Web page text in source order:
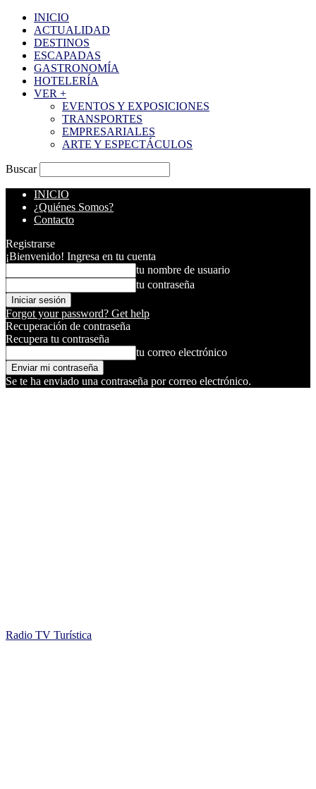
INICIO
ACTUALIDAD
DESTINOS
ESCAPADAS
GASTRONOMÍA
HOTELERÍA
VER +
EVENTOS Y EXPOSICIONES
TRANSPORTES
EMPRESARIALES
ARTE Y ESPECTÁCULOS
Buscar
INICIO
¿Quiénes Somos?
Contacto
Registrarse
¡Bienvenido! Ingresa en tu cuenta
tu nombre de usuario
tu contraseña
Forgot your password? Get help
Recuperación de contraseña
Recupera tu contraseña
tu correo electrónico
Se te ha enviado una contraseña por correo electrónico.
Radio TV Turística